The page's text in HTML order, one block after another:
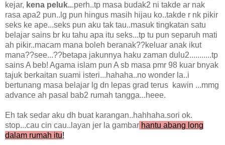
kejar, kena peluk...perh..tp masa budak2 ni takde ar nak
rasa apa2 pun..lg pun hingus masih hijau ko..takde r nk pikir
seks ke ape...seks pun aku tak tau..masuk tingkatan satu
belajar sains br ku tahu apa itu seks...tp tu pun separuh mati
ah pikir..macam mana boleh beranak??keluar anak ikut
mana??see...??betapa jakunnya haku zaman dulu2...........tp
sains A beb! Agama islam pun A sb masa pmr 98 kuar bnyak
tajuk berkaitan suami isteri...hahaha..no wonder la..i
bertunang masa belajar lg dn lepas grad terus kawin ...mmg
advance ah pasal bab2 rumah tangga...heee.
Eh tak sedar aku dh buat karangan..hahhaha.sori ok.
stop...cau cin cau..layan jer la gambar hantu abang long
dalam rumah itu!